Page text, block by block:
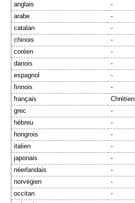
anglais
-
arabe
-
catalan
-
chinois
-
coréen
-
danois
-
espagnol
-
finnois
-
français
Chrétien
grec
-
hébreu
-
hongrois
-
italien
-
japonais
-
néerlandais
-
norvégien
-
occitan
-